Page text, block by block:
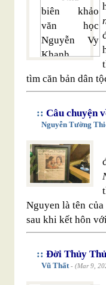
tìm căn bản dân
::Câu chuyện
Nguyễn Tường
Nguyen là tên
sau khi kết hôn
::Đời Thủy
Vũ Thất- (Mar 9,